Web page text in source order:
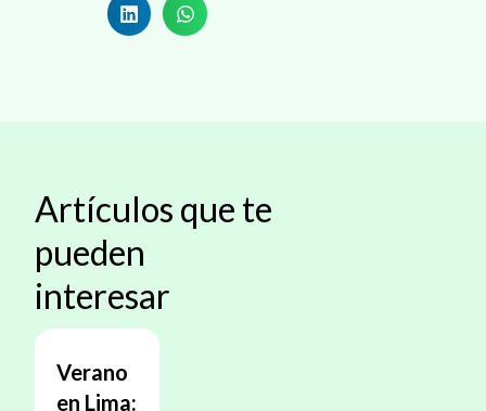
Artículos que te
pueden
interesar
NOTICIAS
Verano
en Lima: